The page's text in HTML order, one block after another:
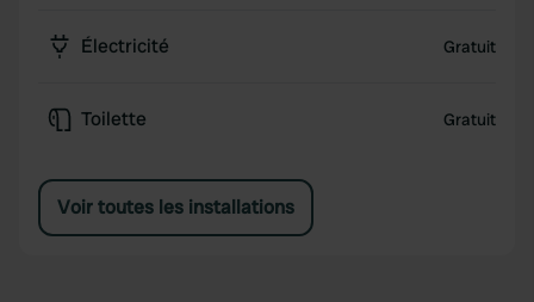
Électricité Gratuit
Toilette Gratuit
Voir toutes les installations